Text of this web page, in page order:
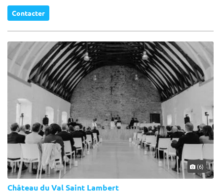
Contacter
(6)
Château du Val Saint Lambert